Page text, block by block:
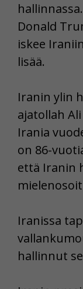
Donald
iskee
lisää.
Iranin ylin
ajatollah
Irania
on 86-
että Iranin
Iranissa
hallinnut